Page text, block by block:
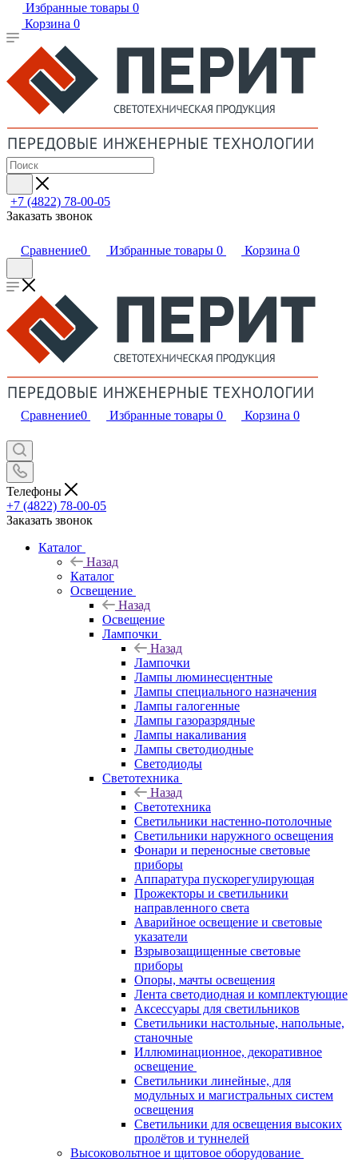
Избранные товары 0
Корзина 0
+7 (4822) 78-00-05
Заказать звонок
Сравнение0 Избранные товары 0 Корзина 0
Сравнение0 Избранные товары 0 Корзина 0
Телефоны
+7 (4822) 78-00-05
Заказать звонок
Каталог
Назад
Каталог
Освещение
Назад
Освещение
Лампочки
Назад
Лампочки
Лампы люминесцентные
Лампы специального назначения
Лампы галогенные
Лампы газоразрядные
Лампы накаливания
Лампы светодиодные
Светодиоды
Светотехника
Назад
Светотехника
Светильники настенно-потолочные
Светильники наружного освещения
Фонари и переносные световые
приборы
Аппаратура пускорегулирующая
Прожекторы и светильники
направленного света
Аварийное освещение и световые
указатели
Взрывозащищенные световые
приборы
Опоры, мачты освещения
Лента светодиодная и комплектующие
Аксессуары для светильников
Светильники настольные, напольные,
станочные
Иллюминационное, декоративное
освещение
Светильники линейные, для
модульных и магистральных систем
освещения
Светильники для освещения высоких
пролётов и туннелей
Высоковольтное и щитовое оборудование